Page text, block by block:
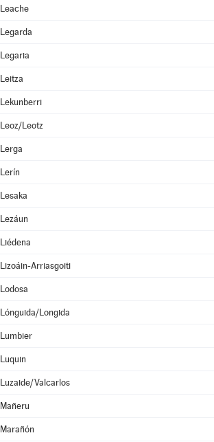
Leache
Legarda
Legaria
Leitza
Lekunberri
Leoz/Leotz
Lerga
Lerín
Lesaka
Lezáun
Liédena
Lizoáin-Arriasgoiti
Lodosa
Lónguida/Longida
Lumbier
Luquin
Luzaide/Valcarlos
Mañeru
Marañón